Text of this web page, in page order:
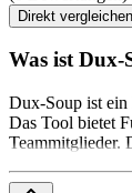
Direkt vergleichen
Was ist Dux-
Dux-Soup ist ein
Das Tool bietet
Teammitglieder.